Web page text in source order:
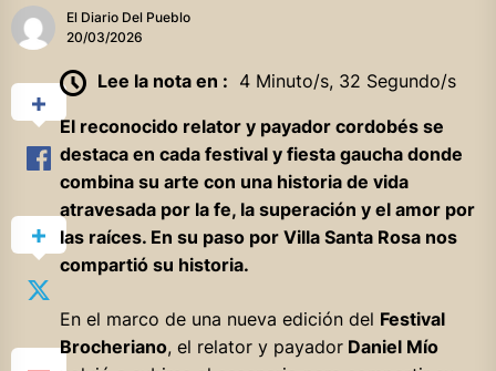
El Diario Del Pueblo
20/03/2026
Lee la nota en : 4 Minuto/s, 32 Segundo/s
El reconocido relator y payador cordobés se
destaca en cada festival y fiesta gaucha donde
combina su arte con una historia de vida
atravesada por la fe, la superación y el amor por
las raíces. En su paso por Villa Santa Rosa nos
compartió su historia.
En el marco de una nueva edición del Festival
Brocheriano, el relator y payadorDaniel Mío